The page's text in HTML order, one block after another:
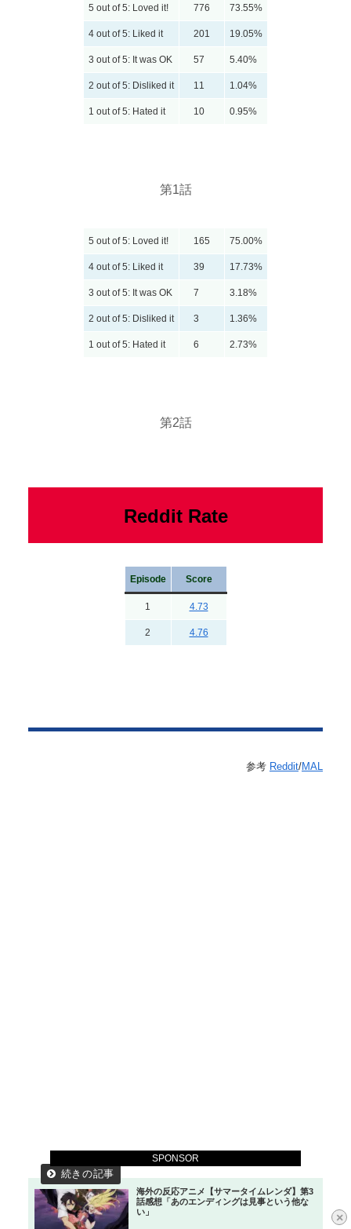
×
SPONSOR
5 out of 5: Loved it! 776 73.55%
4 out of 5: Liked it 201 19.05%
3 out of 5: It was OK 57 5.40%
2 out of 5: Disliked it 11 1.04%
1 out of 5: Hated it 10 0.95%
第1話
5 out of 5: Loved it! 165 75.00%
4 out of 5: Liked it 39 17.73%
3 out of 5: It was OK 7 3.18%
2 out of 5: Disliked it 3 1.36%
1 out of 5: Hated it 6 2.73%
第2話
Reddit Rate
Episode Score
1 4.73
2 4.76
参考 Reddit/MAL
海外の反応アニメ【サマータイムレンダ】第3
話感想「あのエンディングは見事という他な
い」